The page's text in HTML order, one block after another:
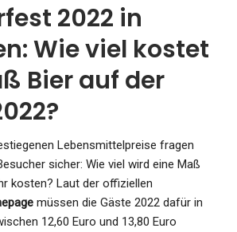
2022 in
Wie viel kostet
Bier auf der
Lebensmittelpreise fragen
sicher: Wie viel wird eine Maß
kosten? Laut der offiziellen
müssen die Gäste 2022 dafür in
12,60 Euro und 13,80 Euro